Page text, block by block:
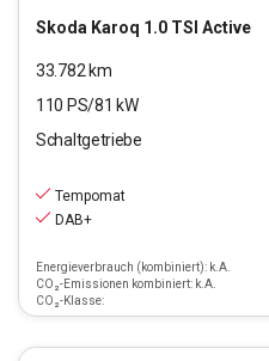
Skoda Karoq 1.0 TSI Active
33.782km
110 PS/81 kW
Schaltgetriebe
Tempomat
DAB+
Energieverbrauch (kombiniert): k.A.
CO₂-Emissionen kombiniert: k.A.
CO₂-Klasse: